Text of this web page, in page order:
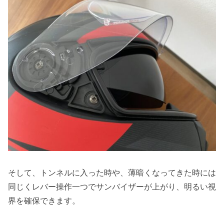
そして、トンネルに入った時や、薄暗くなってきた時には
同じくレバー操作一つでサンバイザーが上がり、明るい視
界を確保できます。